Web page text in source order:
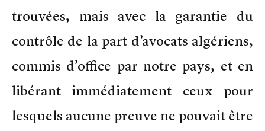
trouvées, mais avec la garantie du
contrôle de la part d’avocats algériens,
commis d’office par notre pays, et en
libérant immédiatement ceux pour
lesquels aucune preuve ne pouvait être